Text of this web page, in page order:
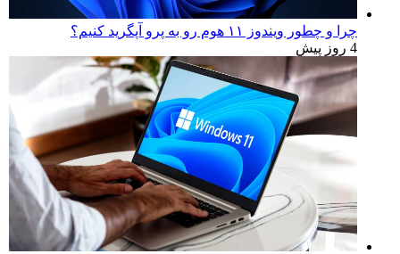
چرا و چطور ویندوز ۱۱ هوم رو به پرو آپگرید کنیم؟
4 روز پیش